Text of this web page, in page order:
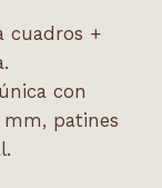
cuadros +
con
mm, patines